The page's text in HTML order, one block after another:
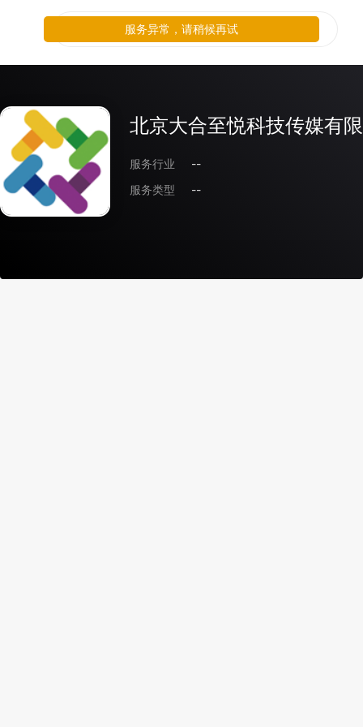
北京大合至悦科技传媒有
服务行业
--
服务类型
--
服务异常，请稍候再试